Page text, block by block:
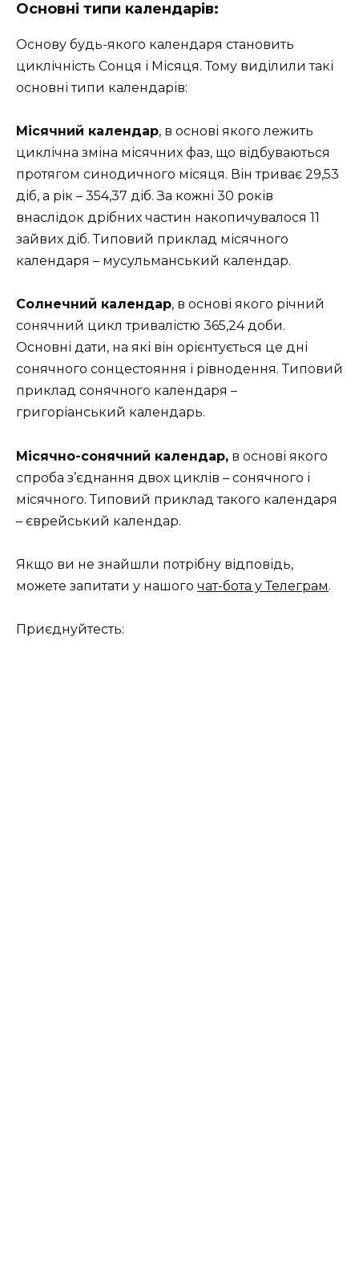
Основні типи календарів:
Основу будь-якого календаря становить
циклічність Сонця і Місяця. Тому виділили такі
основні типи календарів:
Місячний календар, в основі якого лежить
циклічна зміна місячних фаз, що відбуваються
протягом синодичного місяця. Він триває 29,53
діб, а рік – 354,37 діб. За кожні 30 років
внаслідок дрібних частин накопичувалося 11
зайвих діб. Типовий приклад місячного
календаря – мусульманський календар.
Солнечний календар, в основі якого річний
сонячний цикл тривалістю 365,24 доби.
Основні дати, на які він орієнтується це дні
сонячного сонцестояння і рівнодення. Типовий
приклад сонячного календаря –
григоріанський календарь.
Місячно-сонячний календар, в основі якого
спроба з’єднання двох циклів – сонячного і
місячного. Типовий приклад такого календаря
– єврейський календар.
Якщо ви не знайшли потрібну відповідь,
можете запитати у нашого чат-бота у Телеграм.
Приєднуйтесть: